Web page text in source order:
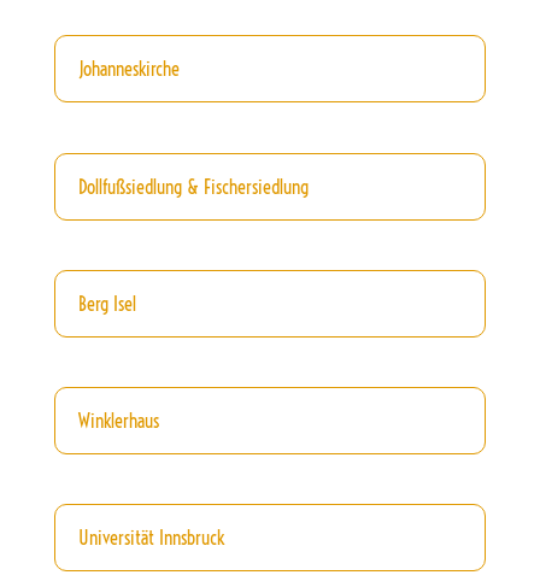
Johanneskirche
Dollfußsiedlung & Fischersiedlung
Berg Isel
Winklerhaus
Universität Innsbruck